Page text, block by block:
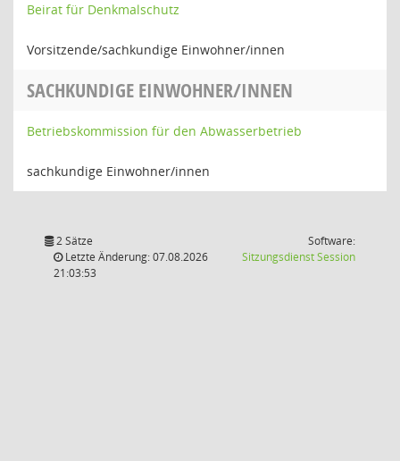
Beirat für Denkmalschutz
Vorsitzende/sachkundige Einwohner/innen
SACHKUNDIGE EINWOHNER/INNEN
Betriebskommission für den Abwasserbetrieb
sachkundige Einwohner/innen
2 Sätze
Letzte Änderung: 07.08.2026
21:03:53
Software:
SitzungsdienstSession(Wird in